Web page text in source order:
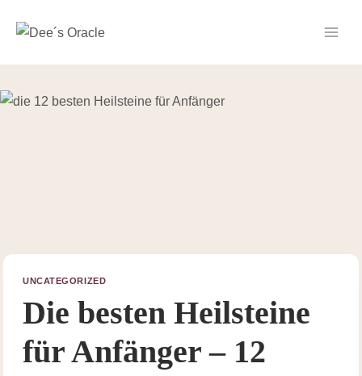
Inhalt
UNCATEGORIZED
Die besten Heilsteine
für Anfänger – 12